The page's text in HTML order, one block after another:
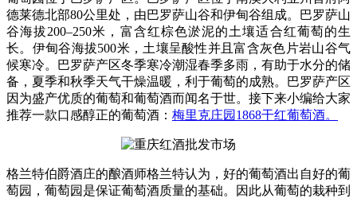
德莱德北部80公里处，由巴罗萨山谷和伊甸谷组成。巴罗萨山
谷海拔200–250米，富含红棕色淤泥的土壤适合红葡萄的生
长。伊甸谷海拔500米，土壤呈酸性并且富含灰色片岩山谷气
候寒冷。巴罗萨产区冬季寒冷潮湿春季多雨，有助于水分的储
备，夏季和秋季天气干燥温暖，利于葡萄的成熟。巴罗萨产区
因为盛产优质的葡萄和葡萄酒而闻名于世。接下来小编给大家
推荐一款口感醇正的葡萄酒： 梅里克庄园1868干红葡萄酒。
格兰特伯爵酒庄的酿酒师格兰特认为，好的葡萄酒出自好的葡
萄园，葡萄园是保证葡萄酒质量的基础。因此从葡萄的栽种到